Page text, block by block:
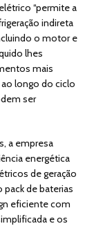
“permite a
indireta
o motor e
lhes
mais
longo do ciclo
ser
a empresa
energética
de geração
pack de baterias
eficiente com
e os